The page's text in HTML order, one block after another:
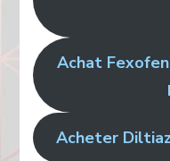
Achat
Acheter